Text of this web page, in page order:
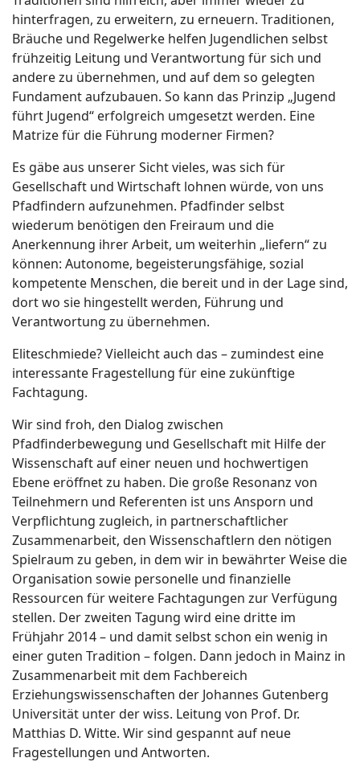
hinterfragen, zu erweitern, zu erneuern. Traditionen,
Bräuche und Regelwerke helfen Jugendlichen selbst
frühzeitig Leitung und Verantwortung für sich und
andere zu übernehmen, und auf dem so gelegten
Fundament aufzubauen. So kann das Prinzip „Jugend
führt Jugend“ erfolgreich umgesetzt werden. Eine
Matrize für die Führung moderner Firmen?
Es gäbe aus unserer Sicht vieles, was sich für
Gesellschaft und Wirtschaft lohnen würde, von uns
Pfadfindern aufzunehmen. Pfadfinder selbst
wiederum benötigen den Freiraum und die
Anerkennung ihrer Arbeit, um weiterhin „liefern“ zu
können: Autonome, begeisterungsfähige, sozial
kompetente Menschen, die bereit und in der Lage sind,
dort wo sie hingestellt werden, Führung und
Verantwortung zu übernehmen.
Eliteschmiede? Vielleicht auch das – zumindest eine
interessante Fragestellung für eine zukünftige
Fachtagung.
Wir sind froh, den Dialog zwischen
Pfadfinderbewegung und Gesellschaft mit Hilfe der
Wissenschaft auf einer neuen und hochwertigen
Ebene eröffnet zu haben. Die große Resonanz von
Teilnehmern und Referenten ist uns Ansporn und
Verpflichtung zugleich, in partnerschaftlicher
Zusammenarbeit, den Wissenschaftlern den nötigen
Spielraum zu geben, in dem wir in bewährter Weise die
Organisation sowie personelle und finanzielle
Ressourcen für weitere Fachtagungen zur Verfügung
stellen. Der zweiten Tagung wird eine dritte im
Frühjahr 2014 – und damit selbst schon ein wenig in
einer guten Tradition – folgen. Dann jedoch in Mainz in
Zusammenarbeit mit dem Fachbereich
Erziehungswissenschaften der Johannes Gutenberg
Universität unter der wiss. Leitung von Prof. Dr.
Matthias D. Witte. Wir sind gespannt auf neue
Fragestellungen und Antworten.